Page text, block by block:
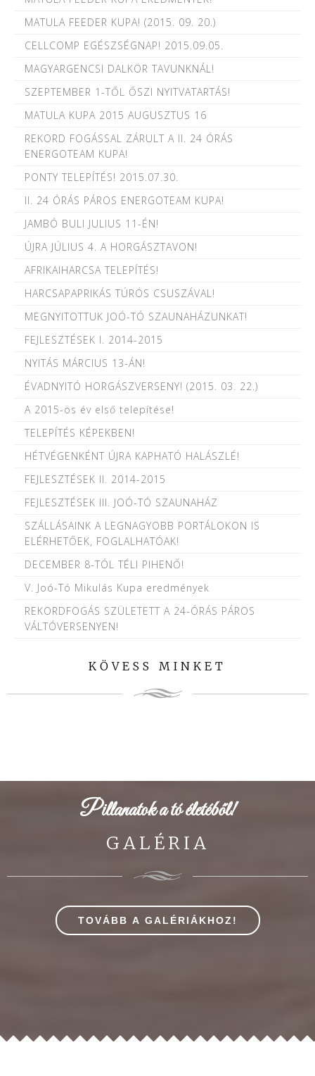
MATULA FEEDER KUPA! (2015. 09. 20.)
CELLCOMP EGÉSZSÉGNAP! 2015.09.05.
MAGYARGENCSI DALKÖR TAVUNKNÁL!
SZEPTEMBER 1-TŐL ŐSZI NYITVATARTÁS!
MATULA KUPA 2015 AUGUSZTUS 16
REKORD FOGÁSSAL ZÁRULT A II. 24 ÓRÁS
ENERGOTEAM KUPA!
PONTY TELEPÍTÉS! 2015.07.30.
II. 24 ÓRÁS PÁROS ENERGOTEAM KUPA!
JAMBÓ BULI JULIUS 11-ÉN!
ÚJRA JÚLIUS 4. A HORGÁSZTAVON!
AFRIKAIHARCSA TELEPÍTÉS!
HARCSAPAPRIKÁS TÚRÓS CSUSZÁVAL!
MEGNYITOTTUK JOÓ-TÓ SZAUNAHÁZUNKAT!
FEJLESZTÉSEK I. 2014-2015
NYITÁS MÁRCIUS 13-ÁN!
ÉVADNYITÓ HORGÁSZVERSENY! (2015. 03. 22.)
A 2015-ös év első telepítése!
TELEPÍTÉS KÉPEKBEN!
HÉTVÉGENKÉNT ÚJRA KAPHATÓ HALÁSZLÉ!
FEJLESZTÉSEK II. 2014-2015
FEJLESZTÉSEK III. JOÓ-TÓ SZAUNAHÁZ
SZÁLLÁSAINK A LEGNAGYOBB PORTÁLOKON IS
ELÉRHETŐEK, FOGLALHATÓAK!
DECEMBER 8-TÓL TÉLI PIHENŐ!
V. Joó-Tó Mikulás Kupa eredmények
REKORDFOGÁS SZÜLETETT A 24-ÓRÁS PÁROS
VÁLTÓVERSENYEN!
KÖVESS MINKET
Pillanatok a tó életéből!
GALÉRIA
TOVÁBB A GALÉRIÁKHOZ!